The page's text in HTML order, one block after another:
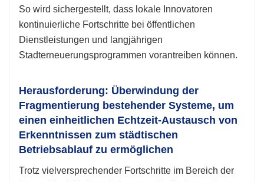
So wird sichergestellt, dass lokale Innovatoren
kontinuierliche Fortschritte bei öffentlichen
Dienstleistungen und langjährigen
Stadterneuerungsprogrammen vorantreiben können.
Herausforderung: Überwindung der
Fragmentierung bestehender Systeme, um
einen einheitlichen Echtzeit-Austausch von
Erkenntnissen zum städtischen
Betriebsablauf zu ermöglichen
Trotz vielversprechender Fortschritte im Bereich der